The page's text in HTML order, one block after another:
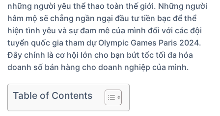
những người yêu thể thao toàn thế giới. Những người
hâm mộ sẽ chẳng ngần ngại đầu tư tiền bạc để thể
hiện tình yêu và sự đam mê của mình đối với các đội
tuyển quốc gia tham dự Olympic Games Paris 2024.
Đây chính là cơ hội lớn cho bạn bứt tốc tối đa hóa
doanh số bán hàng cho doanh nghiệp của mình.
Table of Contents